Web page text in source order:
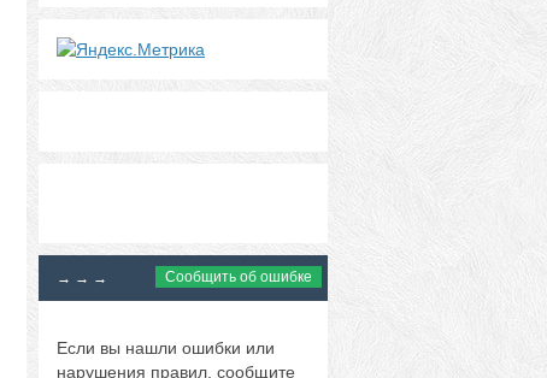
→ → → Сообщить об ошибке
Если вы нашли ошибки или
нарушения правил, сообщите